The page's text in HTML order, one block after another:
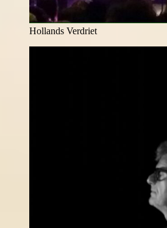
Hollands Verdriet